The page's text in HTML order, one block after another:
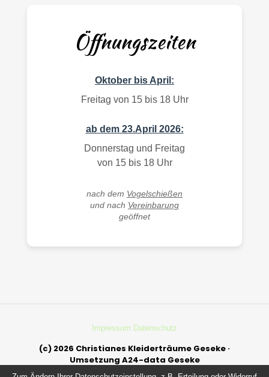
Öffnungszeiten
Oktober bis April:
Freitag von 15 bis 18 Uhr
ab dem 23.April 2026:
Donnerstag und Freitag
von 15 bis 18 Uhr
nach dem Vogelschießen
und nach Vereinbarung
geöffnet
Impressum Datenschutz
(c) 2026 Christianes Kleiderträume Geseke ·
Umsetzung A24-data Geseke